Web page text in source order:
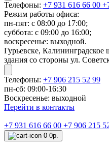
Телефоны: +7 931 616 66 00
Режим работы офиса:
пн-пят: с 08:00 до 17:00;
суббота: с 09:00 до 16:00;
воскресенье: выходной.
Гурьевске, Калининградское
здания со стороны ул.
Телефоны: +7 906 215 52 99
пн-сб: 09:00-16:30
Воскресенье: выходной
Перейти в контакты
+7 931 616 66 00 +7 906 215
0 0р.